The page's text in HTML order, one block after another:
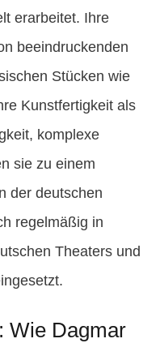
erarbeitet. Ihre
beeindruckenden
Stücken wie
Kunstfertigkeit als
komplexe
sie zu einem
der deutschen
regelmäßig in
Theaters und
Wie Dagmar